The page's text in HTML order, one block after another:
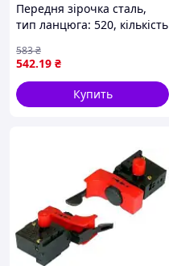
Передня зірочка сталь,
тип ланцюга: 520, кількість
SM, SMR, SMS, TC, TE, TXC,
WR 125-630 1990-2012 JT
542.19 ₴
583₴
Купить